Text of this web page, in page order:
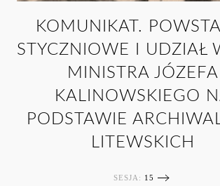
KOMUNIKAT.
STYCZNIOWE I UDZIAŁ
MINISTRA JÓZEFA
KALINOWSKIEGO
PODSTAWIE
LITEWSKICH
SESJA: 15